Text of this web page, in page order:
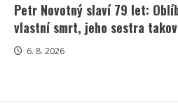
Petr Novotný slaví 79 let:
vlastní smrt, jeho sestra
6. 8. 2026